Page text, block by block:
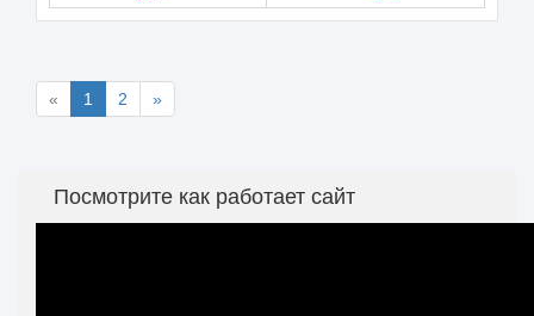
« 1 2 »
Посмотрите как работает сайт